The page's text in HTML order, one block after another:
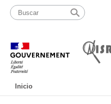
Pasar
contenido
Mapa
web
principale
Inicio